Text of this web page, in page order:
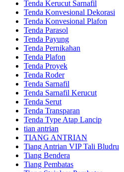
Tenda Kerucut Sarnafil
Tenda Konvesional Dekorasi
Tenda Konvesional Plafon
Tenda Parasol
Tenda Payung
Tenda Pernikahan
Tenda Plafon
Tenda Proyek
Tenda Roder
Tenda Sarnafil
Tenda Sarnafil Kerucut
Tenda Serut
Tenda Transparan
Tenda Type Atap Lancip
tian antrian
TIANG ANTRIAN
Tiang Antrian VIP Tali Bludru
Tiang Bendera
Tiang Pembatas